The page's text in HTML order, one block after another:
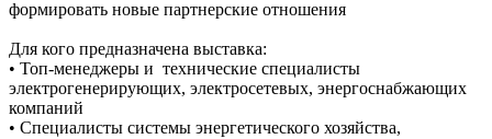
формировать новые партнерские отношения
Для кого предназначена выставка:
• Топ-менеджеры и технические специалисты
электрогенерирующих, электросетевых, энергоснабжающих
компаний
• Специалисты системы энергетического хозяйства,